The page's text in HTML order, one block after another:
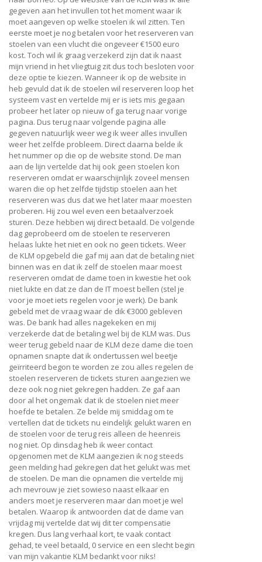
gegeven aan het invullen tot het moment waar ik
moet aangeven op welke stoelen ik wil zitten. Ten
eerste moet je nog betalen voor het reserveren van
stoelen van een vlucht die ongeveer €1500 euro
kost. Toch wil ik graag verzekerd zijn dat ik naast
mijn vriend in het vliegtuig zit dus toch besloten voor
deze optie te kiezen. Wanneer ik op de website in
heb gevuld dat ik de stoelen wil reserveren loop het
systeem vast en vertelde mij er is iets mis gegaan
probeer het later op nieuw of ga terug naar vorige
pagina. Dus terug naar volgende pagina alle
gegeven natuurlijk weer weg ik weer alles invullen
weer het zelfde probleem. Direct daarna belde ik
het nummer op die op de website stond. De man
aan de lijn vertelde dat hij ook geen stoelen kon
reserveren omdat er waarschijnlijk zoveel mensen
waren die op het zelfde tijdstip stoelen aan het
reserveren was dus dat we het later maar moesten
proberen. Hij zou wel even een betaalverzoek
sturen. Deze hebben wij direct betaald. De volgende
dag geprobeerd om de stoelen te reserveren
helaas lukte het niet en ook no geen tickets. Weer
de KLM opgebeld die gaf mij aan dat de betaling niet
binnen was en dat ik zelf de stoelen maar moest
reserveren omdat de dame toen in kwestie het ook
niet lukte en dat ze dan de IT moest bellen (stel je
voor je moet iets regelen voor je werk). De bank
gebeld met de vraag waar de dik €3000 gebleven
was. De bank had alles nagekeken en mij
verzekerde dat de betaling wel bij de KLM was. Dus
weer terug gebeld naar de KLM deze dame die toen
opnamen snapte dat ik ondertussen wel beetje
geïrriteerd begon te worden ze zou alles regelen de
stoelen reserveren de tickets sturen aangezien we
deze ook nog niet gekregen hadden. Ze gaf aan
door al het ongemak dat ik de stoelen niet meer
hoefde te betalen. Ze belde mij smiddag om te
vertellen dat de tickets nu eindelijk gelukt waren en
de stoelen voor de terug reis alleen de heenreis
nog niet. Op dinsdag heb ik weer contact
opgenomen met de KLM aangezien ik nog steeds
geen melding had gekregen dat het gelukt was met
de stoelen. De man die opnamen die vertelde mij
ach mevrouw je ziet sowieso naast elkaar en
anders moet je reserveren maar dan moet je wel
betalen. Waarop ik antwoorden dat de dame van
vrijdag mij vertelde dat wij dit ter compensatie
kregen. Dus lang verhaal kort, te vaak contact
gehad, te veel betaald, 0 service en een slecht begin
van mijn vakantie KLM bedankt voor niks!